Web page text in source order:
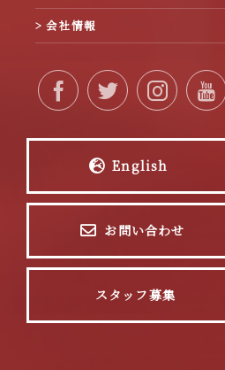
> 会社情報
English
お問い合わせ
スタッフ募集